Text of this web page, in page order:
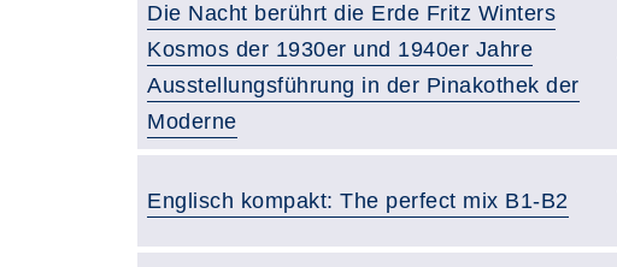
Die Nacht berührt die Erde Fritz Winters
Kosmos der 1930er und 1940er Jahre
Ausstellungsführung in der Pinakothek der
Moderne
Englisch kompakt: The perfect mix B1-B2